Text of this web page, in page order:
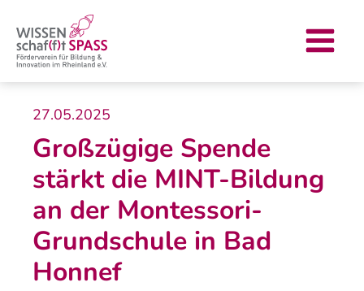
Inhalt
springen
Menu
27.05.2025
Großzügige Spende
stärkt die MINT-Bildung
an der Montessori-
Grundschule in Bad
Honnef
navigation